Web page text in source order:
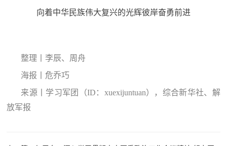
向着中华民族伟大复兴的光辉彼岸奋勇前进
整理丨李辰、周舟
海报丨危乔巧
来源丨学习军团（ID：xuexijuntuan），综合新华社、解
放军报